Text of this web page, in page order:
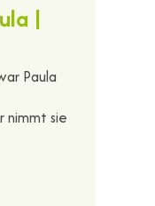
|
Paula
nimmt sie